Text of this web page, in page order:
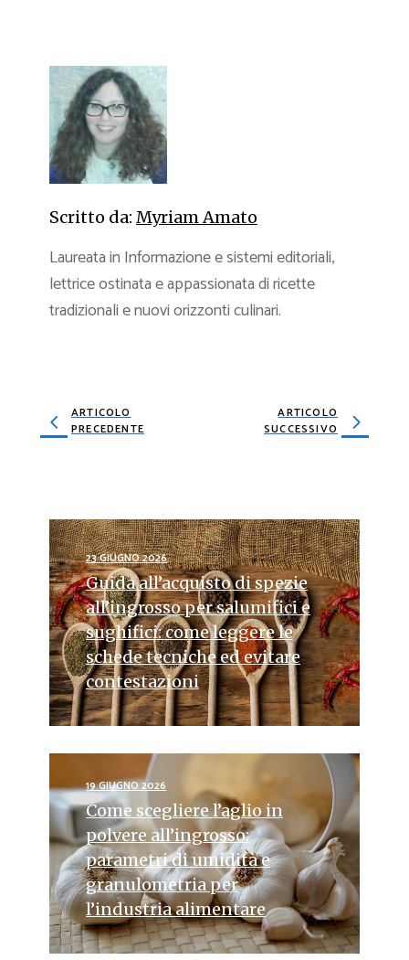
Scritto da: Myriam Amato
Laureata in Informazione e sistemi editoriali,
lettrice ostinata e appassionata di ricette
tradizionali e nuovi orizzonti culinari.
ARTICOLO
PRECEDENTE
ARTICOLO
SUCCESSIVO
23 GIUGNO 2026
Guida all’acquisto di spezie
all’ingrosso per salumifici e
sughifici: come leggere le
schede tecniche ed evitare
contestazioni
19 GIUGNO 2026
Come scegliere l’aglio in
polvere all’ingrosso:
parametri di umidità e
granulometria per
l’industria alimentare